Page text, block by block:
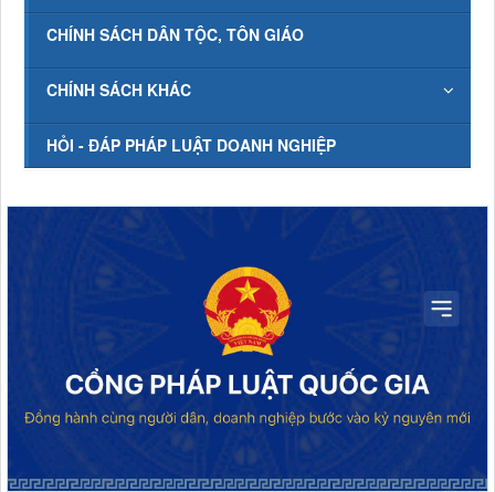
CHÍNH SÁCH DÂN TỘC, TÔN GIÁO
CHÍNH SÁCH KHÁC
HỎI - ĐÁP PHÁP LUẬT DOANH NGHIỆP